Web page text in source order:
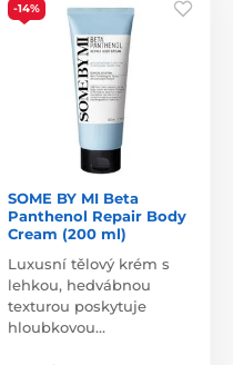
-14%
SOME BY MI Beta
Panthenol Repair Body
Cream (200 ml)
Luxusní tělový krém s
lehkou, hedvábnou
texturou poskytuje
hloubkovou…